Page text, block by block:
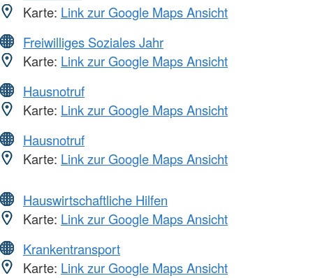
Karte: Link zur Google Maps Ansicht
Freiwilliges Soziales Jahr
Karte: Link zur Google Maps Ansicht
Hausnotruf
Karte: Link zur Google Maps Ansicht
Hausnotruf
Karte: Link zur Google Maps Ansicht
Hauswirtschaftliche Hilfen
Karte: Link zur Google Maps Ansicht
Krankentransport
Karte: Link zur Google Maps Ansicht